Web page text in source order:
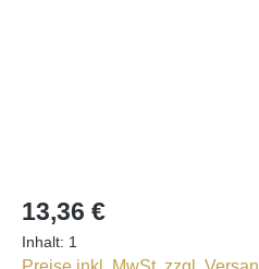
13,36 €
Inhalt: 1